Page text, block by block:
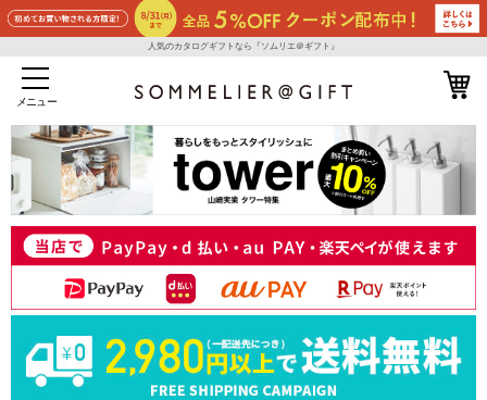
人気のカタログギフトなら『ソムリエ＠ギフト』
メニュー